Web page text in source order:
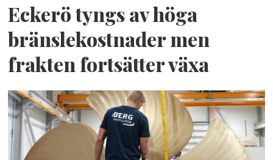
Eckerö tyngs av höga
bränslekostnader men
frakten fortsätter växa